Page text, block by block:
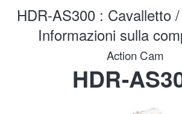
HDR-AS300 : Cavalletto
Informazioni sulla
Action Cam
HDR-